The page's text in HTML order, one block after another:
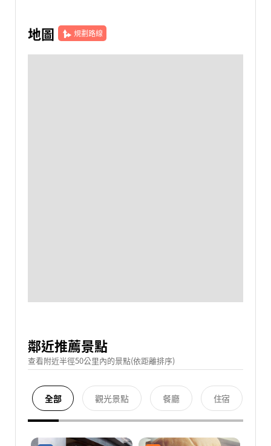
地圖 規劃路線
鄰近推薦景點
查看附近半徑50公里內的景點(依距離排序)
全部 觀光景點 餐廳 住宿